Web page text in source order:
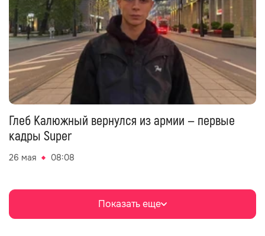
Глеб Калюжный вернулся из армии — первые
кадры Super
26 мая 08:08
Показать еще